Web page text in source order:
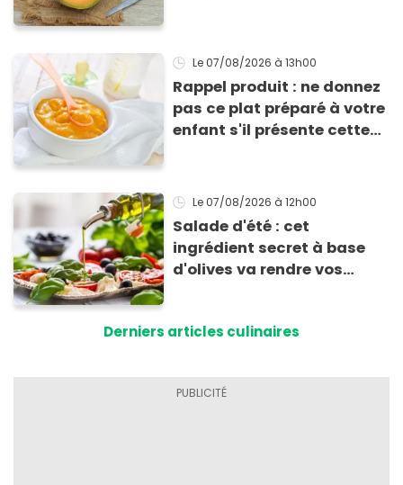
Le 07/08/2026 à 13h00
Rappel produit : ne donnez
pas ce plat préparé à votre
enfant s'il présente cette
Le 07/08/2026 à 12h00
Salade d'été : cet
ingrédient secret à base
d'olives va rendre vos
Derniers articles culinaires